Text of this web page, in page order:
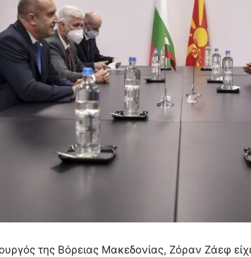
της Βόρειας Μακεδονίας, Ζόραν Ζάεφ